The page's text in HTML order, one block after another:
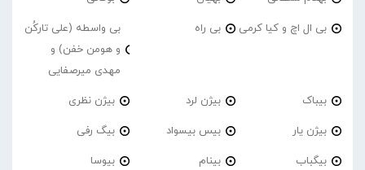
بی ال اچ و کیا کرمی بی راه
بی واسطه (علی تارکُن
و هومن خفن) و
مهدی میرصفایی
بیباک بیژن لرد بیژن نظری
بیژن یار بیس بیسواد بیگ رفی
بیگباب بینام بیوسا